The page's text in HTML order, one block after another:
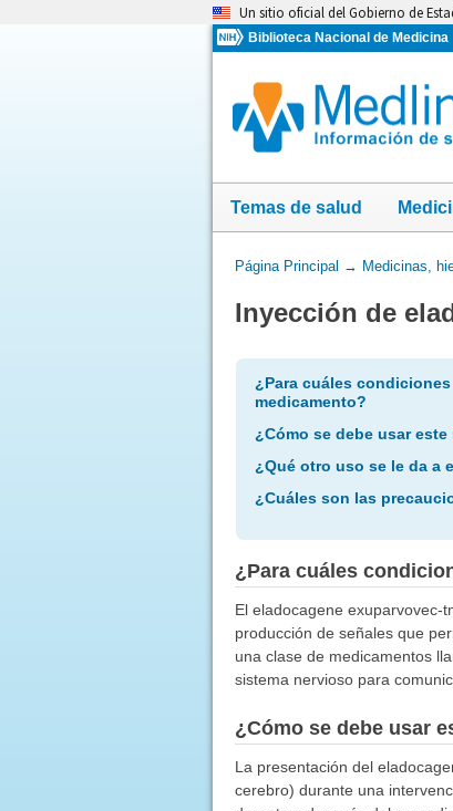
Un sitio oficial del Gobierno de
Biblioteca Nacional de Medicina
Temas de salud
Usted
aquí:
Página Principal → Medicinas,
Inyección de
¿Para cuáles
medicamento?
¿Cómo se debe usar
¿Qué otro uso se le da a
¿Cuáles son las
¿Para cuáles
El eladocagene exuparvovec-
producción de señales que
una clase de medicamentos
sistema nervioso para
¿Cómo se debe usar
La presentación del
cerebro) durante una